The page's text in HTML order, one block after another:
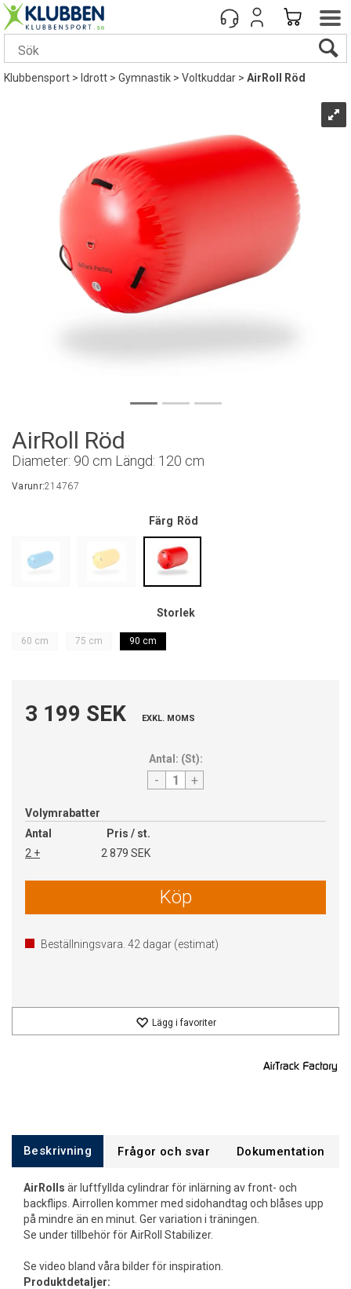
Klubbensport> Idrott>Gymnastik>Voltkuddar>AirRoll Röd
AirRoll Röd
Diameter: 90 cm Längd: 120 cm
Varunr:214767
Färg Röd
Storlek
60 cm 75 cm 90 cm
3 199 SEK EXKL. MOMS
Antal: (St):
- +
Volymrabatter
Antal
Pris / st.
2 +
2 879 SEK
Köp
Beställningsvara. 42 dagar (estimat)
Lägg i favoriter
Beskrivning Frågor och svar Dokumentation
AirRolls är luftfyllda cylindrar för inlärning av front- och
backflips. Airrollen kommer med sidohandtag och blåses upp
på mindre än en minut. Ger variation i träningen.
Se under tillbehör för AirRoll Stabilizer.
Se video bland våra bilder för inspiration.
Produktdetaljer: